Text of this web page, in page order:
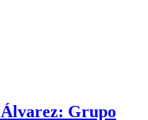
Grupo